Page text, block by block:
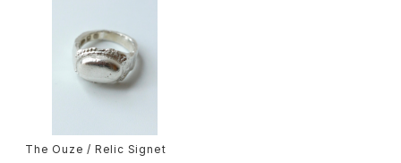
The Ouze / Relic Signet